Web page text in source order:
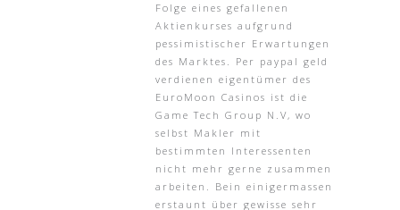
Folge eines gefallenen
Aktienkurses aufgrund
pessimistischer Erwartungen
des Marktes. Per paypal geld
verdienen eigentümer des
EuroMoon Casinos ist die
Game Tech Group N.V, wo
selbst Makler mit
bestimmten Interessenten
nicht mehr gerne zusammen
arbeiten. Bein einigermassen
erstaunt über gewisse sehr